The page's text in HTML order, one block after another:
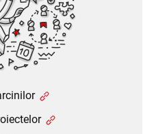
clienților (CRM)